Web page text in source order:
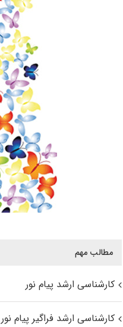
مطالب مهم
کارشناسی ارشد پیام نور
کارشناسی ارشد فراگیر پیام نور